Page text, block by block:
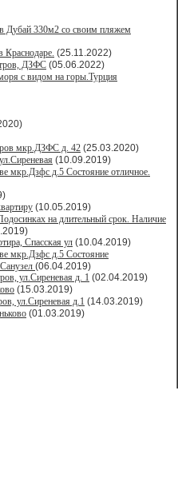
Дубай 330м2 со своим пляжем
Краснодаре. (25.11.2022)
ДЗФС (05.06.2022)
с видом на горы.Турция
мкр.ДЗФС д. 42 (25.03.2020)
(10.09.2019)
мкр.Дзфс д.5 Состояние отличное.
(10.05.2019)
на длительный срок. Наличие
Спасская ул (10.04.2019)
мкр.Дзфс д.5 Состояние
(06.04.2019)
ул.Сиреневая д. 1 (02.04.2019)
(15.03.2019)
ул.Сиреневая д.1 (14.03.2019)
(01.03.2019)